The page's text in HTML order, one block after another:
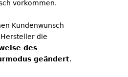
vorkommen.
Kundenwunsch
die
des
geändert.